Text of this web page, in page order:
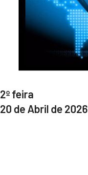
2º feira
20 de Abril de 2026